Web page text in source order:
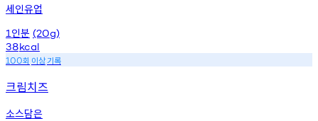
세인유업
1 인분 (20g)
38kcal
100회 이상기록
크림치즈
소스담은